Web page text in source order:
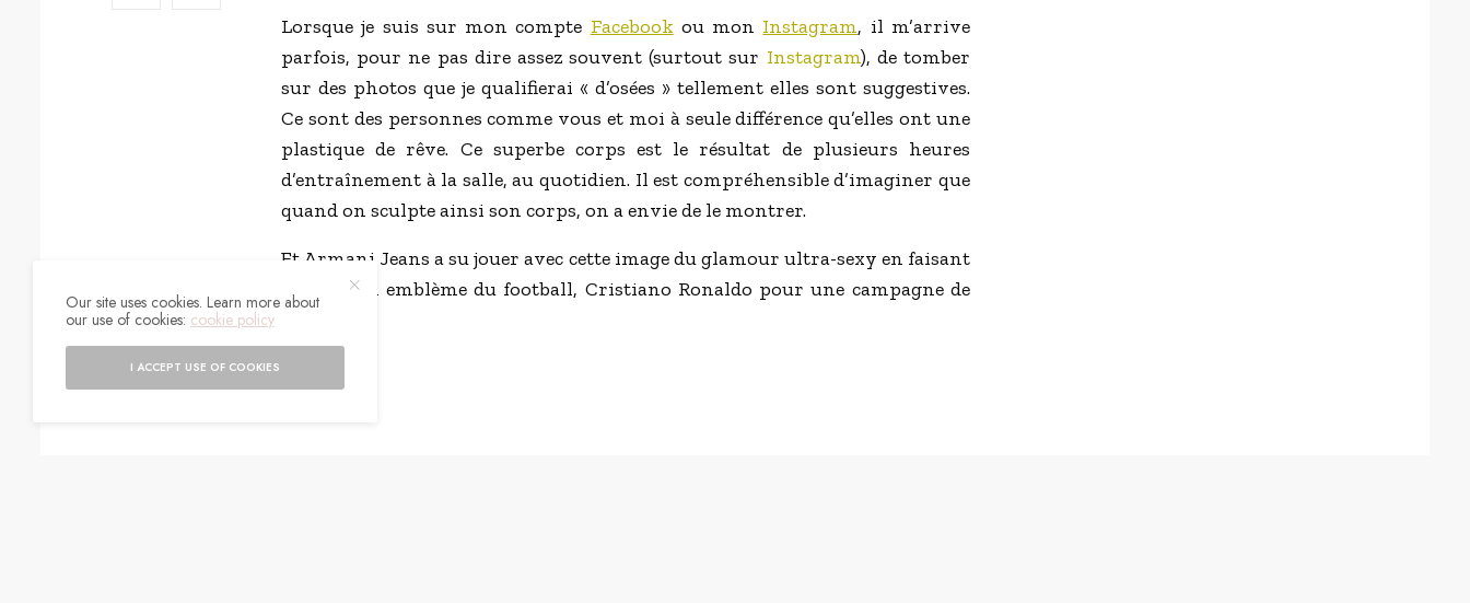
Lorsque je suis sur mon compte Facebook ou mon Instagram, il m’arrive
parfois, pour ne pas dire assez souvent (surtout sur Instagram), de tomber
sur des photos que je qualifierai « d’osées » tellement elles sont suggestives.
Ce sont des personnes comme vous et moi à seule différence qu’elles ont une
plastique de rêve. Ce superbe corps est le résultat de plusieurs heures
d’entraînement à la salle, au quotidien. Il est compréhensible d’imaginer que
quand on sculpte ainsi son corps, on a envie de le montrer.
Et Armani Jeans a su jouer avec cette image du glamour ultra-sexy en faisant
appel à un emblème du football, Cristiano Ronaldo pour une campagne de
Our site uses cookies. Learn more about
our use of cookies: cookie policy
I ACCEPT USE OF COOKIES